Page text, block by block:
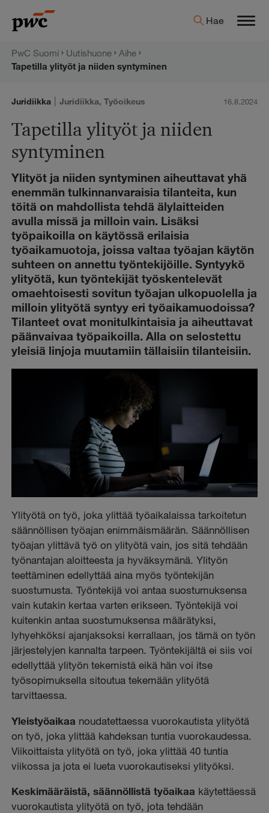
sisältöön
PwC:n
Hae
PwC Suomi Uutishuone
Aihe
Tapetilla ylityöt ja niiden syntyminen
Juridiikka | Juridiikka,Työoikeus 16.8.2024
Tapetilla ylityöt ja niiden
syntyminen
Ylityöt ja niiden syntyminen aiheuttavat yhä
enemmän tulkinnanvaraisia tilanteita, kun
töitä on mahdollista tehdä älylaitteiden
avulla missä ja milloin vain. Lisäksi
työpaikoilla on käytössä erilaisia
työaikamuotoja, joissa valtaa työajan käytön
suhteen on annettu työntekijöille. Syntyykö
ylityötä, kun työntekijät työskentelevät
omaehtoisesti sovitun työajan ulkopuolella ja
milloin ylityötä syntyy eri työaikamuodoissa?
Tilanteet ovat monitulkintaisia ja aiheuttavat
päänvaivaa työpaikoilla. Alla on selostettu
yleisiä linjoja muutamiin tällaisiin tilanteisiin.
Ylityötä on työ, joka ylittää työaikalaissa tarkoitetun
säännöllisen työajan enimmäismäärän. Säännöllisen
työajan ylittävä työ on ylityötä vain, jos sitä tehdään
työnantajan aloitteesta ja hyväksymänä. Ylityön
teettäminen edellyttää aina myös työntekijän
suostumusta. Työntekijä voi antaa suostumuksensa
vain kutakin kertaa varten erikseen. Työntekijä voi
kuitenkin antaa suostumuksensa määrätyksi,
lyhyehköksi ajanjaksoksi kerrallaan, jos tämä on työn
järjestelyjen kannalta tarpeen. Työntekijältä ei siis voi
edellyttää ylityön tekemistä eikä hän voi itse
työsopimuksella sitoutua tekemään ylityötä
tarvittaessa.
Yleistyöaikaa noudatettaessa vuorokautista ylityötä
on työ, joka ylittää kahdeksan tuntia vuorokaudessa.
Viikoittaista ylityötä on työ, joka ylittää 40 tuntia
viikossa ja jota ei lueta vuorokautiseksi ylityöksi.
Keskimääräistä, säännöllistä työaikaa käytettäessä
vuorokautista ylityötä on työ, jota tehdään